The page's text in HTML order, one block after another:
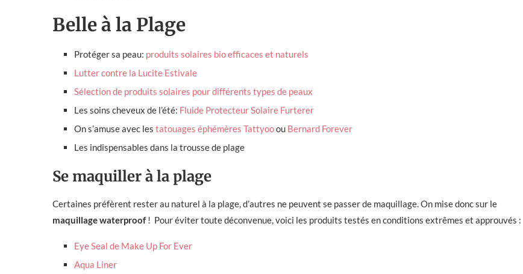
Belle à la Plage
Protéger sa peau: produits solaires bio efficaces et naturels
Lutter contre la Lucite Estivale
Sélection de produits solaires pour différents types de peaux
Les soins cheveux de l’été: Fluide Protecteur Solaire Furterer
On s’amuse avec les tatouages éphémères Tattyooou Bernard Forever
Les indispensables dans la trousse de plage
Se maquiller à la plage
Certaines préfèrent rester au naturel à la plage, d’autres ne peuvent se passer de maquillage. On mise donc sur le
maquillage waterproof! Pour éviter toute déconvenue, voici les produits testés en conditions extrêmes et approuvés :
Eye Seal de Make Up For Ever
Aqua Liner